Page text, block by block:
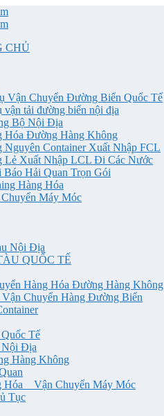
CHỦ
Vận Chuyển Đường Biển Quốc Tế
vận tải đường biển nội địa
Bộ Nội Địa
Hóa Đường Hàng Không
Nguyên Container Xuất Nhập FCL
Lẻ Xuất Nhập LCL Đi Các Nước
Hải Quan Trọn Gói
Hàng Hóa
Máy Móc
Nội Địa
QUỐC TẾ
Hàng Hóa Đường Hàng Không
Chuyển Hàng Đường Biển
Tế
Nội Địa
Hàng Không
Hóa _ Vận Chuyển Máy Móc
Tục